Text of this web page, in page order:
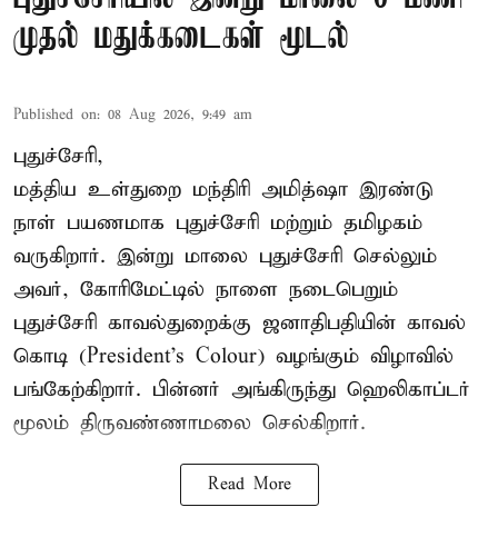
முதல் மதுக்கடைகள் மூடல்
Published on: 08 Aug 2026, 9:49 am
புதுச்சேரி,
மத்திய உள்துறை மந்திரி அமித்ஷா இரண்டு
நாள் பயணமாக புதுச்சேரி மற்றும் தமிழகம்
வருகிறார். இன்று மாலை புதுச்சேரி செல்லும்
அவர், கோரிமேட்டில் நாளை நடைபெறும்
புதுச்சேரி காவல்துறைக்கு ஜனாதிபதியின் காவல்
கொடி (President's Colour) வழங்கும் விழாவில்
பங்கேற்கிறார். பின்னர் அங்கிருந்து ஹெலிகாப்டர்
மூலம் திருவண்ணாமலை செல்கிறார்.
Read More